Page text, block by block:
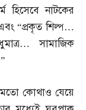
হিসেবে নাটকের
“প্রকৃত শিল্প…
…সামাজিক
কোথাও যেয়ে